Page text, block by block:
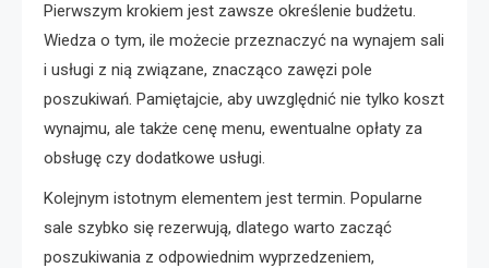
Pierwszym krokiem jest zawsze określenie budżetu.
Wiedza o tym, ile możecie przeznaczyć na wynajem sali
i usługi z nią związane, znacząco zawęzi pole
poszukiwań. Pamiętajcie, aby uwzględnić nie tylko koszt
wynajmu, ale także cenę menu, ewentualne opłaty za
obsługę czy dodatkowe usługi.
Kolejnym istotnym elementem jest termin. Popularne
sale szybko się rezerwują, dlatego warto zacząć
poszukiwania z odpowiednim wyprzedzeniem,